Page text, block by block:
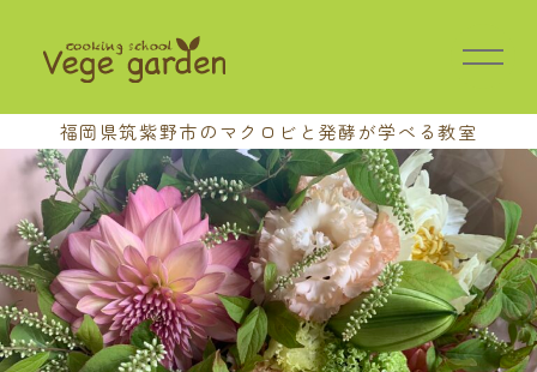
福岡県筑紫野市のマクロビと発酵が学べる教室
HOME
教室の特長